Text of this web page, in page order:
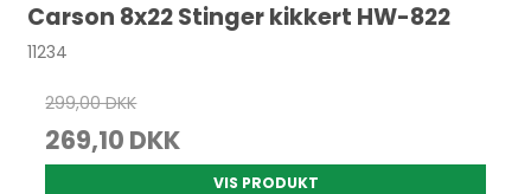
Carson 8x22 Stinger kikkert HW-822
11234
299,00 DKK
269,10 DKK
VIS PRODUKT